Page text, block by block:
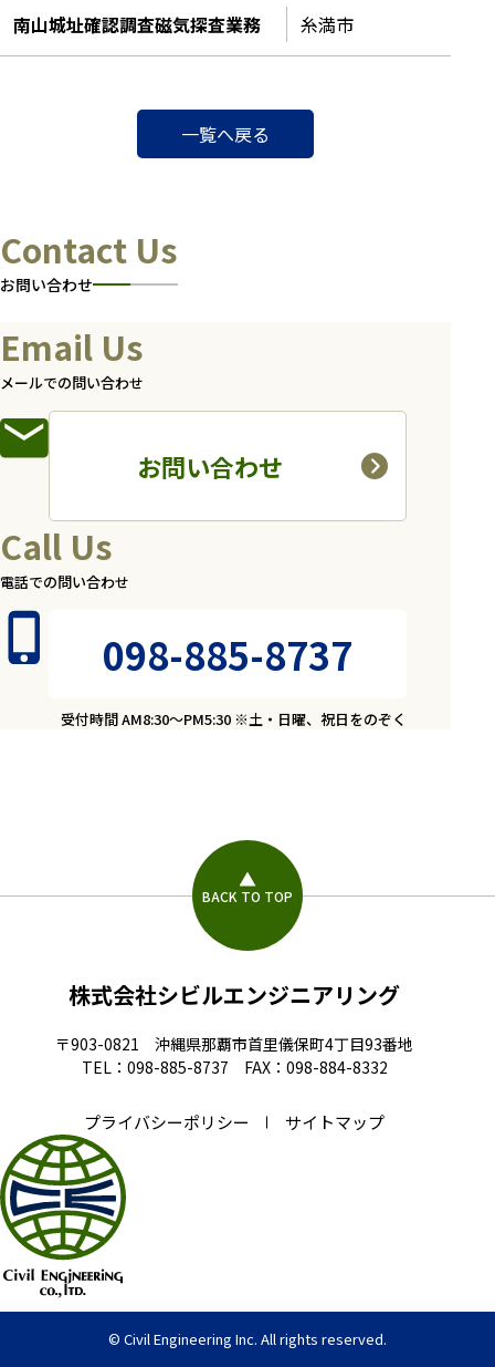
南山城址確認調査磁気探査業務 糸満市
一覧へ戻る
Contact Us
お問い合わせ
Email Us
メールでの問い合わせ
お問い合わせ
Call Us
電話での問い合わせ
098-885-8737
受付時間 AM8:30～PM5:30 ※土・日曜、祝日をのぞく
BACK TO TOP
株式会社シビルエンジニアリング
〒903-0821 沖縄県那覇市首里儀保町4丁目93番地
TEL：098-885-8737 FAX：098-884-8332
プライバシーポリシー サイトマップ
© Civil Engineering Inc. All rights reserved.